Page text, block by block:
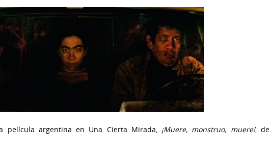
película argentina en Una Cierta Mirada, ¡Muere, monstruo, muere!, de